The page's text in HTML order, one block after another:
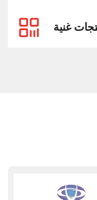
غنية